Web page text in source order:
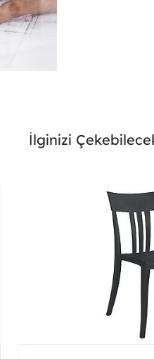
İlginizi